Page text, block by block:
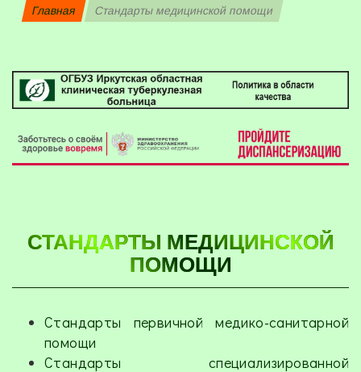
Главная Стандарты медицинской помощи
СТАНДАРТЫ МЕДИЦИНСКОЙ
ПОМОЩИ
Стандарты первичной медико-санитарной
помощи
Стандарты специализированной